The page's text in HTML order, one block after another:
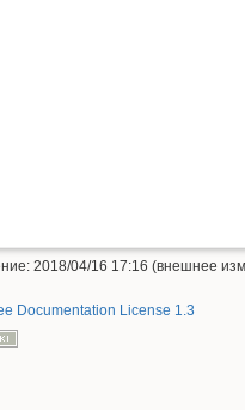
2018/04/16 17:16 (внешнее
Documentation License 1.3